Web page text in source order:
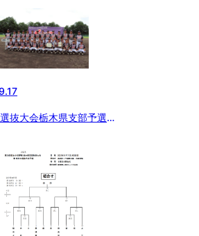
抜大会栃木県支部予選代